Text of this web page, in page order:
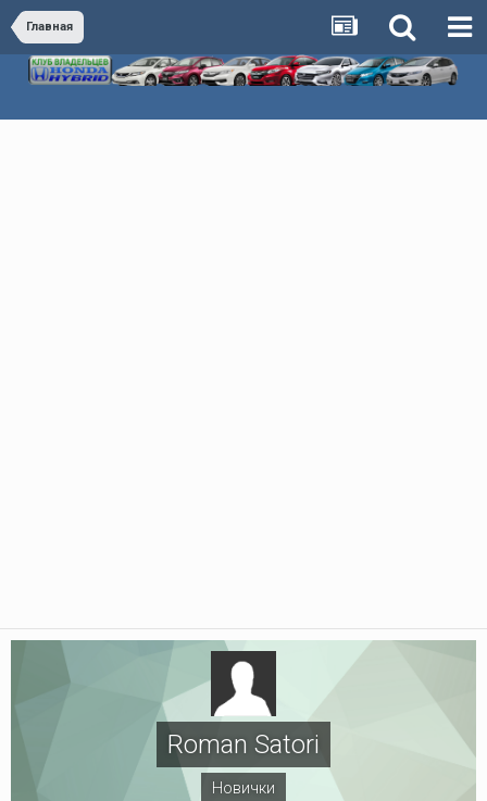
Главная
Roman Satori
Новички